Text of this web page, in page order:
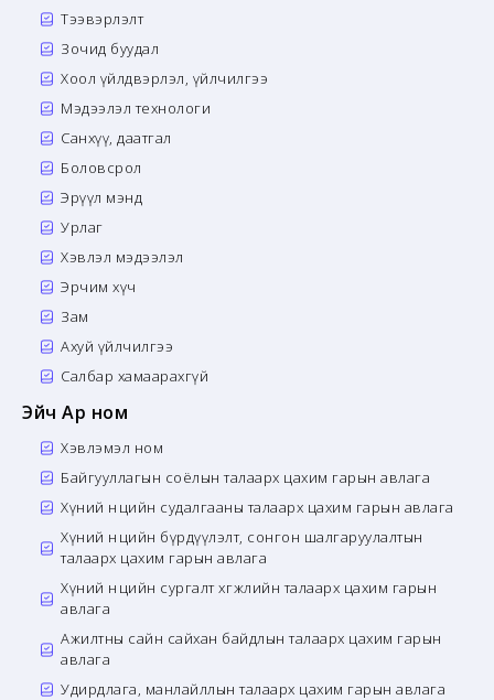
Тээвэрлэлт
Зочид буудал
Хоол үйлдвэрлэл, үйлчилгээ
Мэдээлэл технологи
Санхүү, даатгал
Боловсрол
Эрүүл мэнд
Урлаг
Хэвлэл мэдээлэл
Эрчим хүч
Зам
Ахуй үйлчилгээ
Салбар хамаарахгүй
Эйч Ар ном
Хэвлэмэл ном
Байгууллагын соёлын талаарх цахим гарын авлага
Хүний нөөцийн судалгааны талаарх цахим гарын авлага
Хүний нөөцийн бүрдүүлэлт, сонгон шалгаруулалтын
талаарх цахим гарын авлага
Хүний нөөцийн сургалт хөгжлийн талаарх цахим гарын
авлага
Ажилтны сайн сайхан байдлын талаарх цахим гарын
авлага
Удирдлага, манлайллын талаарх цахим гарын авлага